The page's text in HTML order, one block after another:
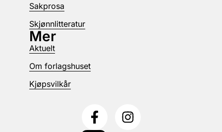
Sakprosa
Skjønnlitteratur
Mer
Aktuelt
Om forlagshuset
Kjøpsvilkår